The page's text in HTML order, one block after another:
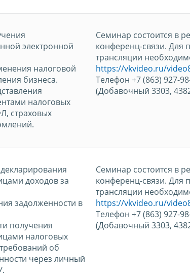
электронной
налоговой
бизнеса.
налоговых
страховых
Семинар состоится в
конференц-связи. Для
трансляции
https://vkvideo.ru/
Телефон +7 (863) 927-
(Добавочный 3303,
доходов за
задолженности в
получения
налоговых
об
через личный
Семинар состоится в
конференц-связи. Для
трансляции
https://vkvideo.ru/
Телефон +7 (863) 927-
(Добавочный 3303,